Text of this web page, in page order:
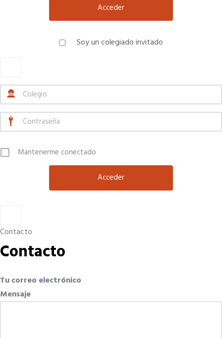
Soy un colegiado invitado
Mantenerme conectado
Contacto
Contacto
Tu correo electrónico
Mensaje